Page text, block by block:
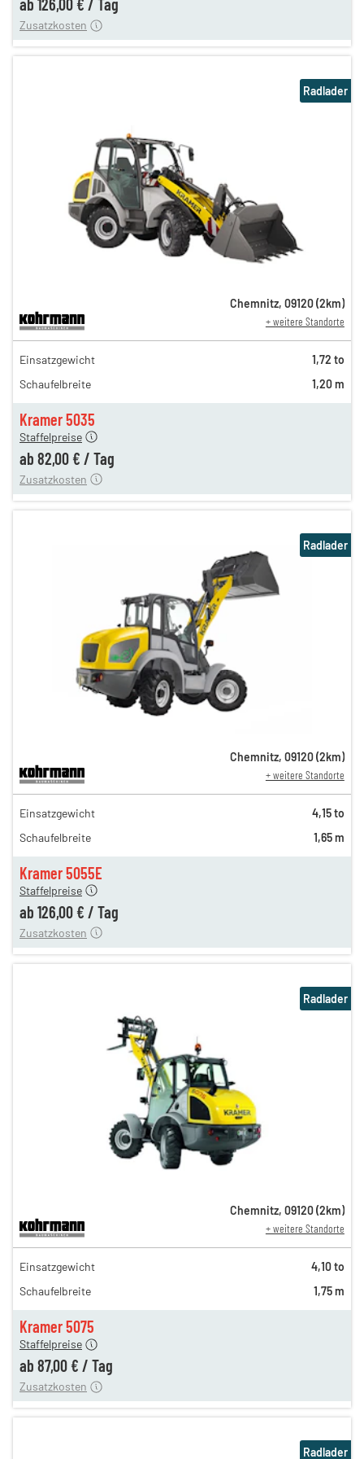
ab 126,00 € / Tag
Zusatzkosten
Kramer 5035
141,00 €
117,00 €
98,00 €
Staffelpreise
ab 82,00 € / Tag
12,00 €
Zusatzkosten
Radlader
Chemnitz, 09120(2km)
+ weitere Standorte
Einsatzgewicht
1,72 to
Schaufelbreite
1,20 m
Kramer 5055E
210,00 €
189,00 €
158,00 €
Staffelpreise
ab 126,00 € / Tag
12,00 €
Zusatzkosten
Radlader
Chemnitz, 09120(2km)
+ weitere Standorte
Einsatzgewicht
4,15 to
Schaufelbreite
1,65 m
Kramer 5075
151,00 €
126,00 €
105,00 €
Staffelpreise
ab 87,00 € / Tag
12,00 €
Zusatzkosten
Radlader
Chemnitz, 09120(2km)
+ weitere Standorte
Einsatzgewicht
4,10 to
Schaufelbreite
1,75 m
Radlader